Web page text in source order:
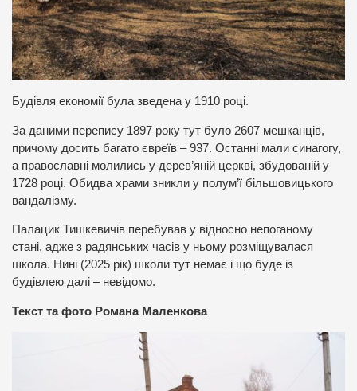
Будівля економії була зведена у 1910 році.
За даними перепису 1897 року тут було 2607 мешканців,
причому досить багато євреїв – 937. Останні мали синагогу,
а православні молились у дерев’яній церкві, збудованій у
1728 році. Обидва храми зникли у полум’ї більшовицького
вандалізму.
Палацик Тишкевичів перебував у відносно непоганому
стані, адже з радянських часів у ньому розміщувалася
школа. Нині (2025 рік) школи тут немає і що буде із
будівлею далі – невідомо.
Текст та фото Романа Маленкова